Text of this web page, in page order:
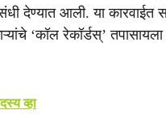
संधी देण्यात आली. या कारवाईत
‘कॉल रेकॉर्डस्’
व्हा